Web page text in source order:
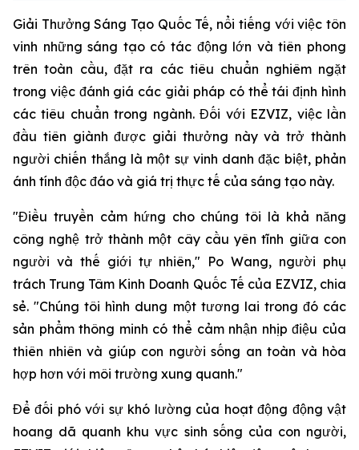
Giải Thưởng Sáng Tạo Quốc Tế, nổi tiếng với việc tôn
vinh những sáng tạo có tác động lớn và tiên phong
trên toàn cầu, đặt ra các tiêu chuẩn nghiêm ngặt
trong việc đánh giá các giải pháp có thể tái định hình
các tiêu chuẩn trong ngành. Đối với EZVIZ, việc lần
đầu tiên giành được giải thưởng này và trở thành
người chiến thắng là một sự vinh danh đặc biệt, phản
ánh tính độc đáo và giá trị thực tế của sáng tạo này.
"Điều truyền cảm hứng cho chúng tôi là khả năng
công nghệ trở thành một cây cầu yên tĩnh giữa con
người và thế giới tự nhiên," Po Wang, người phụ
trách Trung Tâm Kinh Doanh Quốc Tế của EZVIZ, chia
sẻ. "Chúng tôi hình dung một tương lai trong đó các
sản phẩm thông minh có thể cảm nhận nhịp điệu của
thiên nhiên và giúp con người sống an toàn và hòa
hợp hơn với môi trường xung quanh."
Để đối phó với sự khó lường của hoạt động động vật
hoang dã quanh khu vực sinh sống của con người,